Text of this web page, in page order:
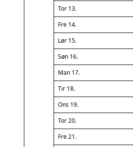
Tor 13.
Fre 14.
Lør 15.
Søn 16.
Man 17.
Tir 18.
Ons 19.
Tor 20.
Fre 21.